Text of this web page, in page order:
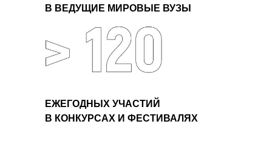
В ВЕДУЩИЕ МИРОВЫЕ ВУЗЫ
ЕЖЕГОДНЫХ УЧАСТИЙ
В КОНКУРСАХ И ФЕСТИВАЛЯХ